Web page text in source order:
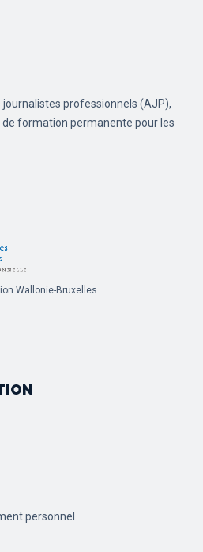
journalistes professionnels (AJP),
formation permanente pour les
Wallonie-Bruxelles
personnel